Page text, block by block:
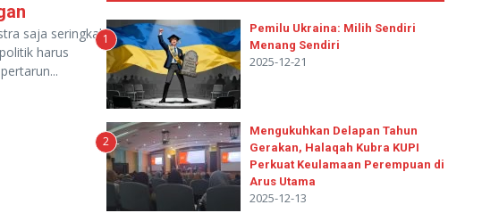
saja seringkali
harus
1
Pemilu Ukraina: Milih Sendiri
Menang Sendiri
2025-12-21
2
Mengukuhkan Delapan Tahun
Gerakan, Halaqah Kubra KUPI
Perkuat Keulamaan Perempuan di
Arus Utama
2025-12-13